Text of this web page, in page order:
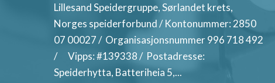
Lillesand Speidergruppe, Sørlandet krets,
Norges speiderforbund / Kontonummer: 2850
07 00027 / Organisasjonsnummer 996 718 492
/ Vipps: #139338 / Postadresse:
Speiderhytta, Batteriheia 5,...